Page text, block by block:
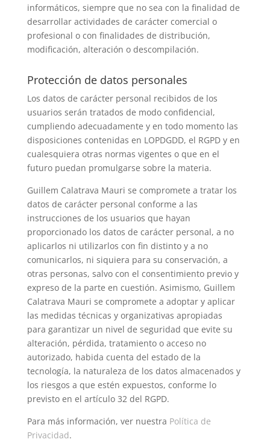
informáticos, siempre que no sea con la finalidad de
desarrollar actividades de carácter comercial o
profesional o con finalidades de distribución,
modificación, alteración o descompilación.
Protección de datos personales
Los datos de carácter personal recibidos de los
usuarios serán tratados de modo confidencial,
cumpliendo adecuadamente y en todo momento las
disposiciones contenidas en LOPDGDD, el RGPD y en
cualesquiera otras normas vigentes o que en el
futuro puedan promulgarse sobre la materia.
Guillem Calatrava Mauri se compromete a tratar los
datos de carácter personal conforme a las
instrucciones de los usuarios que hayan
proporcionado los datos de carácter personal, a no
aplicarlos ni utilizarlos con fin distinto y a no
comunicarlos, ni siquiera para su conservación, a
otras personas, salvo con el consentimiento previo y
expreso de la parte en cuestión. Asimismo, Guillem
Calatrava Mauri se compromete a adoptar y aplicar
las medidas técnicas y organizativas apropiadas
para garantizar un nivel de seguridad que evite su
alteración, pérdida, tratamiento o acceso no
autorizado, habida cuenta del estado de la
tecnología, la naturaleza de los datos almacenados y
los riesgos a que estén expuestos, conforme lo
previsto en el artículo 32 del RGPD.
Para más información, ver nuestra Política de
Privacidad.